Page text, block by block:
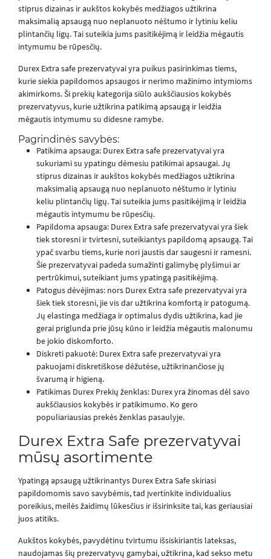
stiprus dizainas ir aukštos kokybės medžiagos užtikrina
maksimalią apsaugą nuo neplanuoto nėštumo ir lytiniu keliu
plintančių ligų. Tai suteikia jums pasitikėjimą ir leidžia mėgautis
intymumu be rūpesčių.
Durex Extra safe prezervatyvai yra puikus pasirinkimas tiems,
kurie siekia papildomos apsaugos ir nerimo mažinimo intymioms
akimirkoms. Ši prekių kategorija siūlo aukščiausios kokybės
prezervatyvus, kurie užtikrina patikimą apsaugą ir leidžia
mėgautis intymumu su didesne ramybe.
Pagrindinės savybės:
Patikima apsauga: Durex Extra safe prezervatyvai yra
sukuriami su ypatingu dėmesiu patikimai apsaugai. Jų
stiprus dizainas ir aukštos kokybės medžiagos užtikrina
maksimalią apsaugą nuo neplanuoto nėštumo ir lytiniu
keliu plintančių ligų. Tai suteikia jums pasitikėjimą ir leidžia
mėgautis intymumu be rūpesčių.
Papildoma apsauga: Durex Extra safe prezervatyvai yra šiek
tiek storesni ir tvirtesni, suteikiantys papildomą apsaugą. Tai
ypač svarbu tiems, kurie nori jaustis dar saugesni ir ramesni.
Šie prezervatyvai padeda sumažinti galimybę plyšimui ar
pertrūkimui, suteikiant jums ypatingą pasitikėjimą.
Patogus dėvėjimas: nors Durex Extra safe prezervatyvai yra
šiek tiek storesni, jie vis dar užtikrina komfortą ir patogumą.
Jų elastinga medžiaga ir optimalus dydis užtikrina, kad jie
gerai priglunda prie jūsų kūno ir leidžia mėgautis malonumu
be jokio diskomforto.
Diskreti pakuotė: Durex Extra safe prezervatyvai yra
pakuojami diskretiškose dėžutėse, užtikrinančiose jų
švarumą ir higieną.
Patikimas Durex Prekių ženklas: Durex yra žinomas dėl savo
aukščiausios kokybės ir patikimumo. Ko gero
populiariausias prekės ženklas pasaulyje.
Durex Extra Safe prezervatyvai
mūsų asortimente
Ypatingą apsaugą užtikrinantys Durex Extra Safe skiriasi
papildomomis savo savybėmis, tad įvertinkite individualius
poreikius, meilės žaidimų lūkesčius ir išsirinksite tai, kas geriausiai
juos atitiks.
Aukštos kokybės, pavydėtinu tvirtumu išsiskiriantis lateksas,
naudojamas šių prezervatyvų gamybai, užtikrina, kad sekso metu